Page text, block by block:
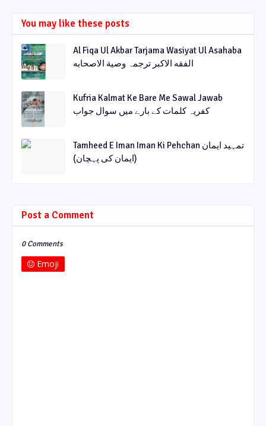
You may like these posts
Al Fiqa Ul Akbar Tarjama Wasiyat Ul Asahaba
الفقه الاکبر ترجمہ وصیة الاصحابه
Kufria Kalmat Ke Bare Me Sawal Jawab
کفریہ کلمات کے بارے میں سوال جواب
Tamheed E Iman Iman Ki Pehchan تمہید ایمان
(ایمان کی پہچان)
Post a Comment
0 Comments
Emoji